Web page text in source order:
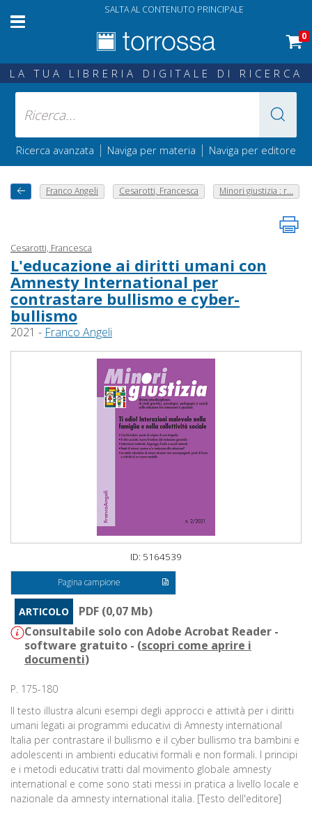
SALTA AL CONTENUTO PRINCIPALE
0
LA TUA LIBRERIA DIGITALE DI RICERCA
Ricerca avanzata | Naviga per materia | Naviga per editore
Franco Angeli Cesarotti, Francesca Minori giustizia : r...
Cesarotti, Francesca
L'educazione ai diritti umani con
Amnesty International per
contrastare bullismo e cyber-
bullismo
2021 - Franco Angeli
ID: 5164539
Pagina campione
ARTICOLO
PDF (0,07 Mb)
Consultabile solo con Adobe Acrobat Reader -
software gratuito - (scopri come aprire i
documenti)
P. 175-180
Il testo illustra alcuni esempi degli approcci e attività per i diritti
umani legati ai programmi educativi di Amnesty international
Italia per contrastare il bullismo e il cyber bullismo tra bambini e
adolescenti in ambienti educativi formali e non formali. I principi
e i metodi educativi tratti dal movimento globale amnesty
international e come sono stati messi in pratica a livello locale e
nazionale da amnesty international italia. [Testo dell'editore]